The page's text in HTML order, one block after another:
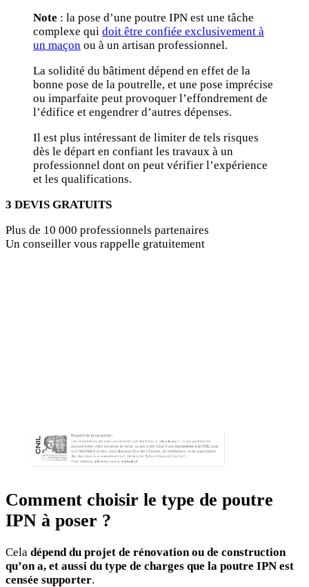
Note : la pose d’une poutre IPN est une tâche
complexe qui doit être confiée exclusivement à
un maçon ou à un artisan professionnel.
La solidité du bâtiment dépend en effet de la
bonne pose de la poutrelle, et une pose imprécise
ou imparfaite peut provoquer l’effondrement de
l’édifice et engendrer d’autres dépenses.
Il est plus intéressant de limiter de tels risques
dès le départ en confiant les travaux à un
professionnel dont on peut vérifier l’expérience
et les qualifications.
3 DEVIS GRATUITS
Plus de 10 000 professionnels partenaires
Un conseiller vous rappelle gratuitement
Comment choisir le type de poutre
IPN à poser ?
Cela dépend du projet de rénovation ou de construction
qu’on a, et aussi du type de charges que la poutre IPN est
censée supporter.